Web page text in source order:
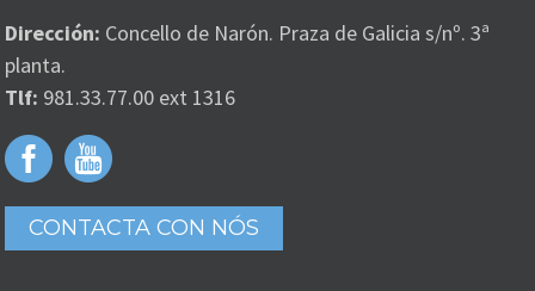
Dirección: Concello de Narón. Praza de Galicia s/nº. 3ª
planta.
Tlf: 981.33.77.00 ext 1316
CONTACTA CON NÓS